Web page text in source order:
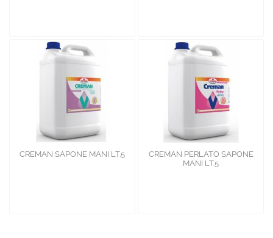
CREMAN SAPONE MANI LT.5
CREMAN PERLATO SAPONE
MANI LT.5